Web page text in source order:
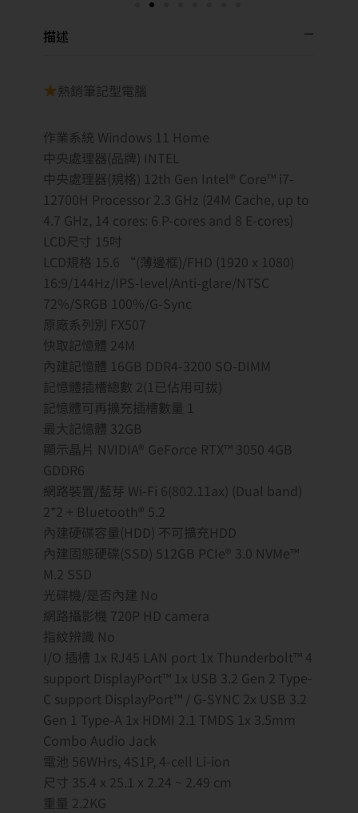
描述
熱銷筆記型電腦
作業系統 Windows 11 Home
中央處理器(品牌) INTEL
中央處理器(規格) 12th Gen Intel® Core™ i7-
12700H Processor 2.3 GHz (24M Cache, up to
4.7 GHz, 14 cores: 6 P-cores and 8 E-cores)
LCD尺寸 15吋
LCD規格 15.6 “(薄邊框)/FHD (1920 x 1080)
16:9/144Hz/IPS-level/Anti-glare/NTSC
72%/SRGB 100%/G-Sync
原廠系列別 FX507
快取記憶體 24M
內建記憶體 16GB DDR4-3200 SO-DIMM
記憶體插槽總數 2(1已佔用可拔)
記憶體可再擴充插槽數量 1
最大記憶體 32GB
顯示晶片 NVIDIA® GeForce RTX™ 3050 4GB
GDDR6
網路裝置/藍芽 Wi-Fi 6(802.11ax) (Dual band)
2*2 + Bluetooth® 5.2
內建硬碟容量(HDD) 不可擴充HDD
內建固態硬碟(SSD) 512GB PCIe® 3.0 NVMe™
M.2 SSD
光碟機/是否內建 No
網路攝影機 720P HD camera
指紋辨識 No
I/O 插槽 1x RJ45 LAN port 1x Thunderbolt™ 4
support DisplayPort™ 1x USB 3.2 Gen 2 Type-
C support DisplayPort™ / G-SYNC 2x USB 3.2
Gen 1 Type-A 1x HDMI 2.1 TMDS 1x 3.5mm
Combo Audio Jack
電池 56WHrs, 4S1P, 4-cell Li-ion
尺寸 35.4 x 25.1 x 2.24 ~ 2.49 cm
重量 2.2KG